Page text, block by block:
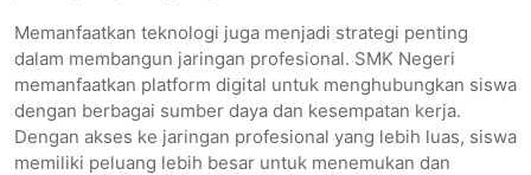
Memanfaatkan teknologi juga menjadi strategi penting
dalam membangun jaringan profesional. SMK Negeri
memanfaatkan platform digital untuk menghubungkan siswa
dengan berbagai sumber daya dan kesempatan kerja.
Dengan akses ke jaringan profesional yang lebih luas, siswa
memiliki peluang lebih besar untuk menemukan dan